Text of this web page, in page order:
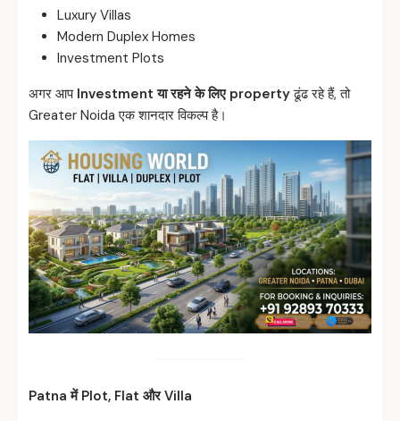
Luxury Villas
Modern Duplex Homes
Investment Plots
अगर आप Investmentयारहनेकेलिए propertyढूंढ रहे हैं, तो
Greater Noida एक शानदार विकल्प है।
Patnaमें Plot, Flat और Villa